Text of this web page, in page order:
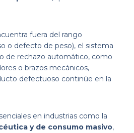
fuera del rango
o defecto de peso), el sistema
de rechazo automático, como
o brazos mecánicos,
defectuoso continúe en la
en industrias como la
y de consumo masivo,